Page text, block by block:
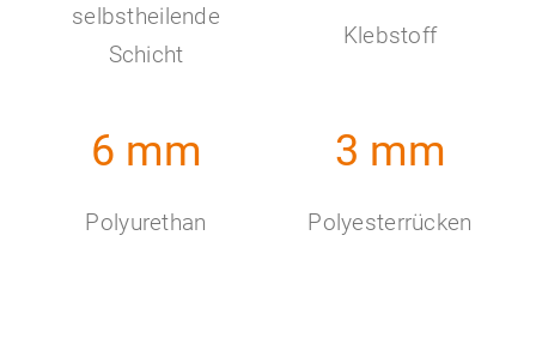
selbstheilende
Schicht
Klebstoff
6 mm
Polyurethan
3 mm
Polyesterrücken